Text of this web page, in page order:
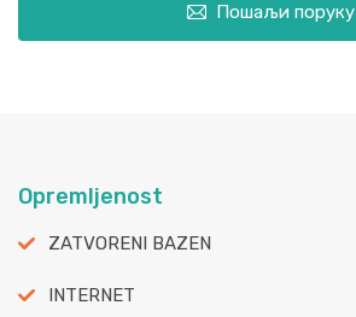
Пошаљи поруку
Opremljenost
ZATVORENI BAZEN
INTERNET